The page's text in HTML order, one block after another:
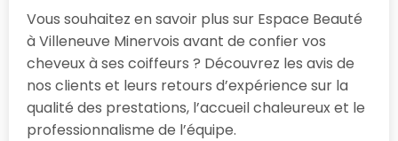
Vous souhaitez en savoir plus sur Espace Beauté
à Villeneuve Minervois avant de confier vos
cheveux à ses coiffeurs ? Découvrez les avis de
nos clients et leurs retours d’expérience sur la
qualité des prestations, l’accueil chaleureux et le
professionnalisme de l’équipe.